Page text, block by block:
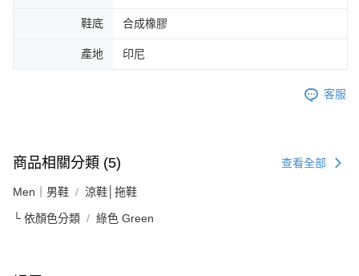
鞋底 合成橡膠
產地 印尼
客服
商品相關分類 (5) 查看全部
Men｜男鞋 涼鞋│拖鞋
└ 依顏色分類 綠色 Green